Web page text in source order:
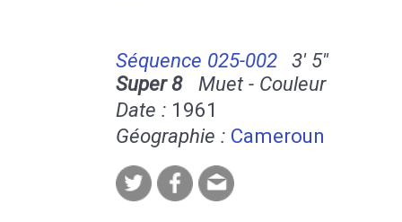
Séquence 025-002
3' 5''
Super 8Muet - Couleur
Date : 1961
Géographie : Cameroun